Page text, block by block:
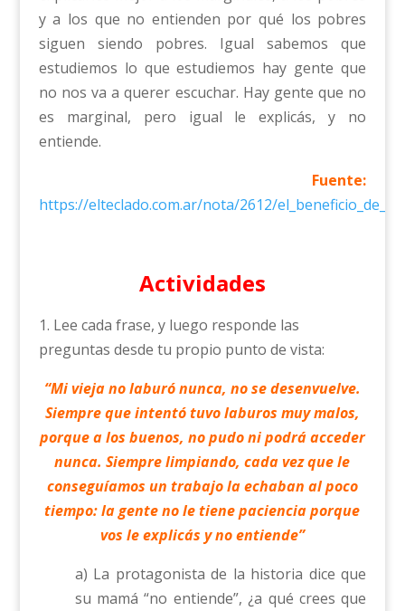
y a los que no entienden por qué los pobres
siguen siendo pobres. Igual sabemos que
estudiemos lo que estudiemos hay gente que
no nos va a querer escuchar. Hay gente que no
es marginal, pero igual le explicás, y no
entiende.
Fuente:
https://elteclado.com.ar/nota/2612/
Actividades
1. Lee cada frase, y luego responde las
preguntas desde tu propio punto de vista:
“Mi vieja no laburó nunca, no se desenvuelve.
Siempre que intentó tuvo laburos muy malos,
porque a los buenos, no pudo ni podrá acceder
nunca. Siempre limpiando, cada vez que le
conseguíamos un trabajo la echaban al poco
tiempo: la gente no le tiene paciencia porque
vos le explicás y no entiende”
a) La protagonista de la historia dice que
su mamá “no entiende”, ¿a qué crees que